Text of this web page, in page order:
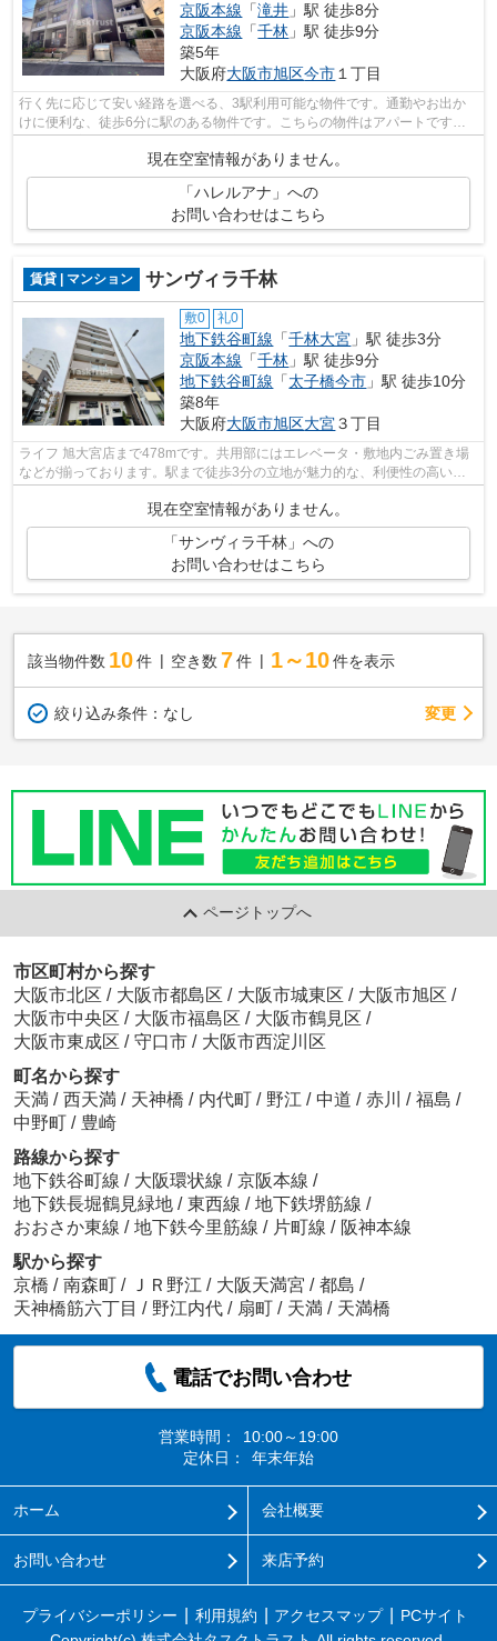
京阪本線 「滝井 」駅 徒歩8分
京阪本線 「千林 」駅 徒歩9分
築5年
大阪府大阪市旭区今市１丁目
行く先に応じて安い経路を選べる、3駅利用可能な物件です。通勤やお出か
けに便利な、徒歩6分に駅のある物件です。こちらの物件はアパートです。
現在空室情報がありません。
「ハレルアナ」への
お問い合わせはこちら
賃貸 | マンション サンヴィラ千林
敷0 礼0
地下鉄谷町線 「千林大宮 」駅 徒歩3分
京阪本線 「千林 」駅 徒歩9分
地下鉄谷町線 「太子橋今市 」駅 徒歩10分
築8年
大阪府大阪市旭区大宮３丁目
ライフ 旭大宮店まで478mです。共用部にはエレベータ・敷地内ごみ置き場
などが揃っております。駅まで徒歩3分の立地が魅力的な、利便性の高い物
現在空室情報がありません。
「サンヴィラ千林」への
お問い合わせはこちら
該当物件数 10件 空き数 7 件 1～10 件を表示
絞り込み条件： なし 変更
ページトップへ
市区町村から探す
大阪市北区 / 大阪市都島区 / 大阪市城東区 / 大阪市旭区 /
大阪市中央区 / 大阪市福島区 / 大阪市鶴見区 /
大阪市東成区 / 守口市 / 大阪市西淀川区
町名から探す
天満 / 西天満 / 天神橋 / 内代町 / 野江 / 中道 / 赤川 / 福島 /
中野町 / 豊崎
路線から探す
地下鉄谷町線 / 大阪環状線 / 京阪本線 /
地下鉄長堀鶴見緑地 / 東西線 / 地下鉄堺筋線 /
おおさか東線 / 地下鉄今里筋線 / 片町線 / 阪神本線
駅から探す
京橋 / 南森町 / ＪＲ野江 / 大阪天満宮 / 都島 /
天神橋筋六丁目 / 野江内代 / 扇町 / 天満 / 天満橋
電話でお問い合わせ
営業時間：
10:00～19:00
定休日：
年末年始
ホーム 会社概要
お問い合わせ 来店予約
プライバシーポリシー 利用規約 アクセスマップ
PCサイト